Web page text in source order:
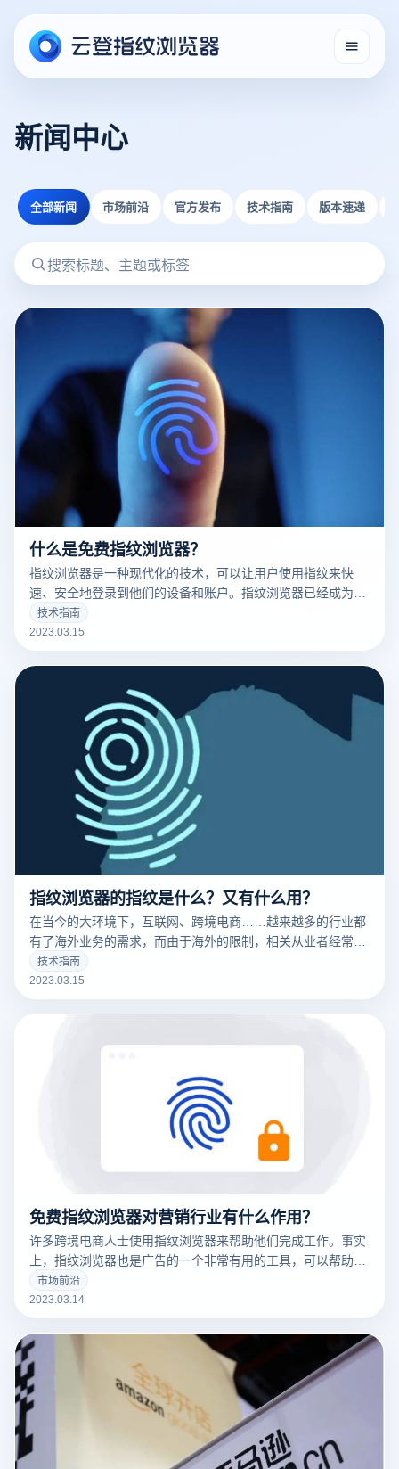
新闻中心
全部新闻 市场前沿 官方发布 技术指南 版本速递
什么是免费指纹浏览器？
指纹浏览器是一种现代化的技术，可以让用户使用指纹来快
速、安全地登录到他们的设备和账户。指纹浏览器已经成为了
现代科技的标志之一，并且越来越多的人开始使用它。
技术指南
2023.03.15
指纹浏览器的指纹是什么？又有什么用？
在当今的大环境下，互联网、跨境电商……越来越多的行业都
有了海外业务的需求，而由于海外的限制，相关从业者经常要
针对不同的工作内容用到不同的IP，这时候便要用到指纹浏览
器。要清楚的了解什么是指纹浏览器之前，我们需要知道什么
很大的不同
技术指南
2023.03.15
免费指纹浏览器对营销行业有什么作用？
许多跨境电商人士使用指纹浏览器来帮助他们完成工作。事实
上，指纹浏览器也是广告的一个非常有用的工具，可以帮助广
告营销人员解决许多问题。
市场前沿
2023.03.14